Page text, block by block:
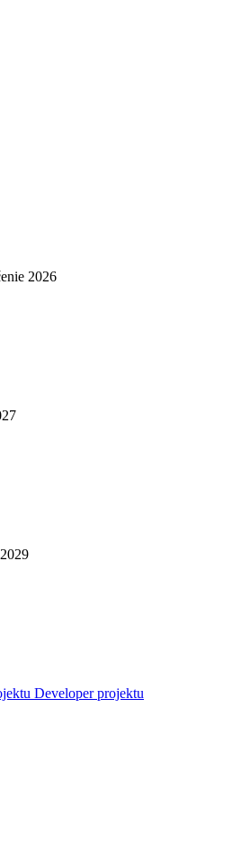
2026
Developer projektu